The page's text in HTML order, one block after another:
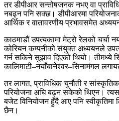
तर डीपीआर सन्तोषजनक नभए वा
नबढ्न पनि सक्छ। डीपीआरमा
आर्थिक र वातावरणीय प्रभावसमेत
काठमाडौं उपत्यकामा मेट्रो रेलको चर्चा
कोरियन कम्पनीको संयुक्त अध्ययनले
गर्न सकिने सुझाव दिएको थियो। तीमध्ये
कालिमाटी–नयाँबानेश्वर–सिनामंगल
तर लागत, प्राविधिक चुनौती र
परियोजना अघि बढ्न सकेको थिएन।
बजेट विनियोजन हुँदै आए पनि स्वीकृतिमा
छैन।